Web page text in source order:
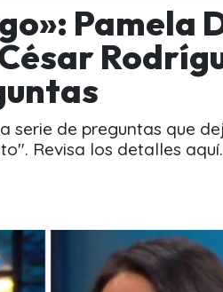
Pamela
serie de preguntas que
Revisa los detalles aquí.